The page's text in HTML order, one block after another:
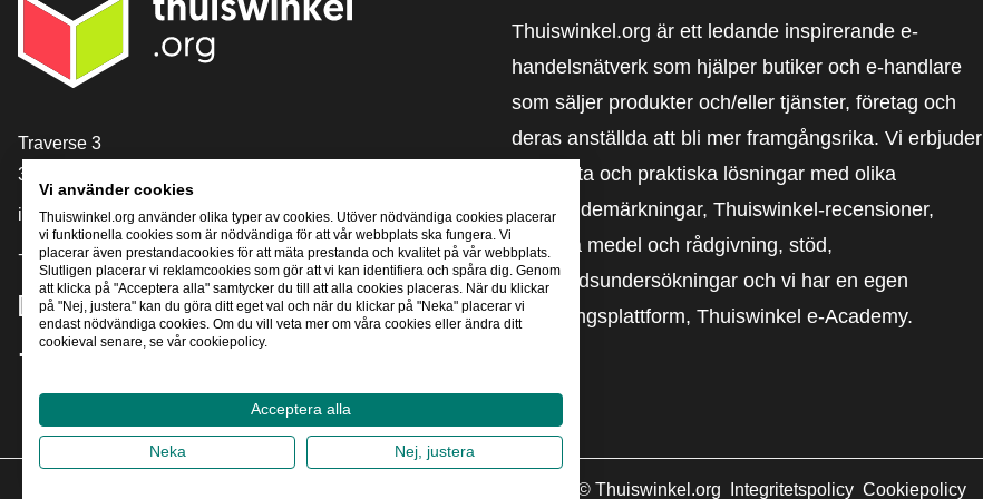
[_General:Contact]
Traverse 3
3905 NL Veenendaal
info@thuiswinkel.org
+31 (0)318 64 85 75
[_General:SocialMediaTitle]
Thuiswinkel.org är ett ledande inspirerande e-
handelsnätverk som hjälper butiker och e-handlare
som säljer produkter och/eller tjänster, företag och
deras anställda att bli mer framgångsrika. Vi erbjuder
relevanta och praktiska lösningar med olika
förtroendemärkningar, Thuiswinkel-recensioner,
rättsliga medel och rådgivning, stöd,
marknadsundersökningar och vi har en egen
utbildningsplattform, Thuiswinkel e-Academy.
©Thuiswinkel.org Integritetspolicy Cookiepolicy
Vi använder cookies
Thuiswinkel.org använder olika typer av cookies. Utöver nödvändiga cookies placerar
vi funktionella cookies som är nödvändiga för att vår webbplats ska fungera. Vi
placerar även prestandacookies för att mäta prestanda och kvalitet på vår webbplats.
Slutligen placerar vi reklamcookies som gör att vi kan identifiera och spåra dig. Genom
att klicka på "Acceptera alla" samtycker du till att alla cookies placeras. När du klickar
på "Nej, justera" kan du göra ditt eget val och när du klickar på "Neka" placerar vi
endast nödvändiga cookies. Om du vill veta mer om våra cookies eller ändra ditt
cookieval senare, se vår cookiepolicy.
Acceptera alla
Neka Nej, justera